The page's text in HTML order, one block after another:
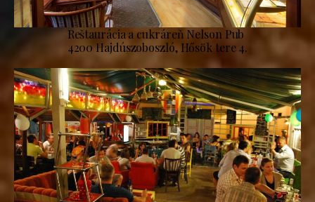
Reštaurácia a cukráreň Nelson Pub
4200 Hajdúszoboszló, Hősök tere 4.